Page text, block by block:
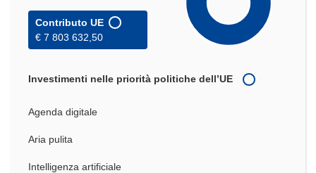
Contributo UE
€ 7 803 632,50
Investimenti nelle priorità politiche dell’UE
Agenda digitale
Aria pulita
Intelligenza artificiale